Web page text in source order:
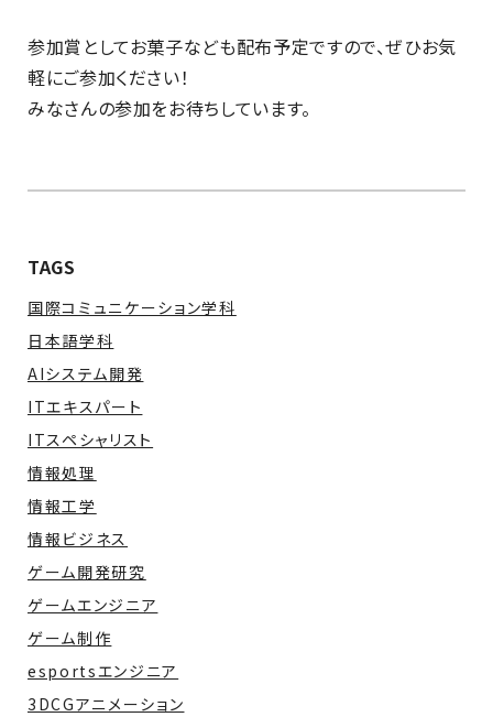
参加賞としてお菓子なども配布予定ですので、ぜひお気
軽にご参加ください！
みなさんの参加をお待ちしています。
TAGS
国際コミュニケーション学科
日本語学科
AIシステム開発
ITエキスパート
ITスペシャリスト
情報処理
情報工学
情報ビジネス
ゲーム開発研究
ゲームエンジニア
ゲーム制作
esportsエンジニア
3DCGアニメーション